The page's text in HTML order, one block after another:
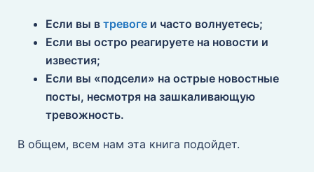
Если вы в тревоге и часто волнуетесь;
Если вы остро реагируете на новости и
известия;
Если вы «подсели» на острые новостные
посты, несмотря на зашкаливающую
тревожность.
В общем, всем нам эта книга подойдет.